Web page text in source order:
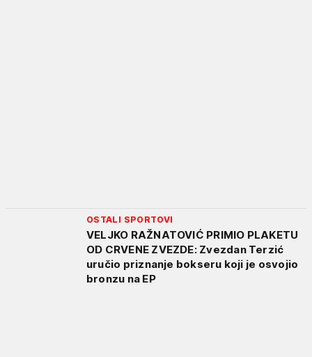
OSTALI SPORTOVI
VELJKO RAŽNATOVIĆ PRIMIO PLAKETU
OD CRVENE ZVEZDE: Zvezdan Terzić
uručio priznanje bokseru koji je osvojio
bronzu na EP